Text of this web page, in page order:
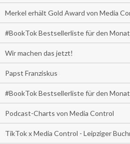
Merkel erhält Gold Award von Media
#BookTok Bestsellerliste für den
Wir machen das jetzt!
Papst Franziskus
#BookTok Bestsellerliste für den
Podcast-Charts von Media Control
TikTok x Media Control - Leipziger